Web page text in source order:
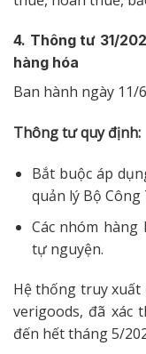
4. Thông tư 31/
hàng hóa
Ban hành ngày 11/
Thông tư quy định:
Bắt buộc áp
quản lý Bộ
Các nhóm
tự nguyện.
Hệ thống truy
verigoods, đã xác
đến hết tháng 5/